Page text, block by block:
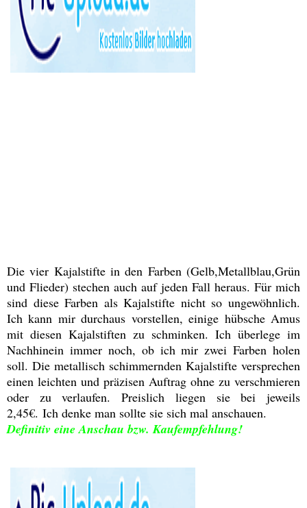
Die vier Kajalstifte in den Farben (Gelb,Metallblau,Grün
und Flieder) stechen auch auf jeden Fall heraus. Für mich
sind diese Farben als Kajalstifte nicht so ungewöhnlich.
Ich kann mir durchaus vorstellen, einige hübsche Amus
mit diesen Kajalstiften zu schminken. Ich überlege im
Nachhinein immer noch, ob ich mir zwei Farben holen
soll. Die metallisch schimmernden Kajalstifte versprechen
einen leichten und präzisen Auftrag ohne zu verschmieren
oder zu verlaufen. Preislich liegen sie bei jeweils
2,45€. Ich denke man sollte sie sich mal anschauen.
Definitiv eine Anschau bzw. Kaufempfehlung!